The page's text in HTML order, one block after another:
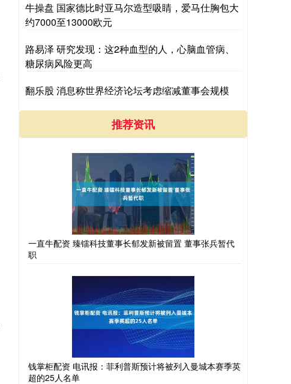
牛操盘 国家德比时亚马尔造型吸睛，爱马仕胸包大
约7000至13000欧元
路易泽 研究发现：这2种血型的人，心脑血管病、
糖尿病风险更高
翻乐股 消息称世界经济论坛考虑缩减董事会规模
推荐资讯
一直牛配资 臻镭科技董事长郁发新被留置 董事张兵暂代
职
钱掌柜配资 电讯报：菲利普斯预计将被列入曼城本赛季英
超的25人名单